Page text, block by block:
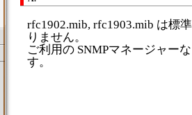
rfc1902.mib, rfc1903.mib は標
りません。
ご利用の SNMPマネージャー
す。